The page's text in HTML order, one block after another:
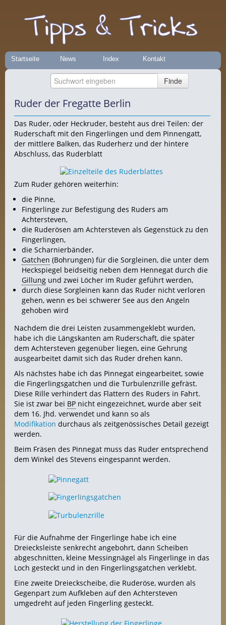
Startseite News Index Kontakt
Ruder der Fregatte Berlin
Das Ruder, oder Heckruder, besteht aus drei Teilen: der
Ruderschaft mit den Fingerlingen und dem Pinnengatt,
der mittlere Balken, das Ruderherz und der hintere
Abschluss, das Ruderblatt
Zum Ruder gehören weiterhin:
die Pinne,
Fingerlinge zur Befestigung des Ruders am
Achtersteven,
die Ruderösen am Achtersteven als Gegenstück zu den
Fingerlingen,
die Scharnierbänder,
Gatchen (Bohrungen) für die Sorgleinen, die unter dem
Heckspiegel beidseitig neben dem Hennegat durch die
Gillung und zwei Löcher im Ruder geführt werden,
durch diese Sorgleinen kann das Ruder nicht verloren
gehen, wenn es bei schwerer See aus den Angeln
gehoben wird
Nachdem die drei Leisten zusammengeklebt wurden,
habe ich die Längskanten am Ruderschaft, die später
dem Achtersteven gegenüber liegen, eine Gehrung
ausgearbeitet damit sich das Ruder drehen kann.
Als nächstes habe ich das Pinnegat eingearbeitet, sowie
die Fingerlingsgatchen und die Turbulenzrille gefräst.
Diese Rille verhindert das Flattern des Ruders in Fahrt.
Sie ist zwar bei BP nicht eingezeichnet, wurde aber seit
dem 16. Jhd. verwendet und kann so als
Modifikation durchaus als zeitgenössisches Detail gezeigt
werden.
Beim Fräsen des Pinnegat muss das Ruder entsprechend
dem Winkel des Stevens eingespannt werden.
Für die Aufnahme der Fingerlinge habe ich eine
Dreiecksleiste senkrecht angebohrt, dann Scheiben
abgeschnitten, kleine Messingnägel als Fingerlinge in das
Loch gesteckt und in den Fingerlingsgatchen verklebt.
Eine zweite Dreieckscheibe, die Ruderöse, wurden als
Gegenpart zum Aufkleben auf den Achtersteven
umgedreht auf jeden Fingerling gesteckt.